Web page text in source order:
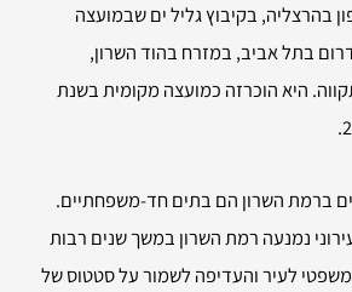
בהרצליה, בקיבוץ גליל ים שבמועצה
בתל אביב, במזרח בהוד השרון,
היא הוכרזה כמועצה מקומית בשנת
ברמת השרון הם בתים חד-משפחתיים.
נמנעה רמת השרון במשך שנים רבות
לעיר והעדיפה לשמור על סטטוס של